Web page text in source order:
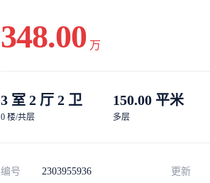
348.00 万
3 室 2 厅 2 卫
0 楼/共层
150.00 平米
多层
编号 2303955936 更新